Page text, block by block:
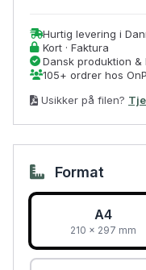
Hurtig levering i
Kort · Faktura
Dansk produktion &
105+ ordrer hos
Usikker på filen?
Format
A4
210 × 297 mm